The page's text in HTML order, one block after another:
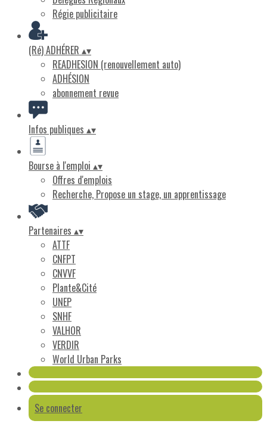
Régie publicitaire
(Ré) ADHÉRER ▴▾
READHESION (renouvellement auto)
ADHÉSION
abonnement revue
Infos publiques ▴▾
Bourse à l'emploi ▴▾
Offres d'emplois
Recherche, Propose un stage, un apprentissage
Partenaires ▴▾
ATTF
CNFPT
CNVVF
Plante&Cité
UNEP
SNHF
VALHOR
VERDIR
World Urban Parks
Se connecter